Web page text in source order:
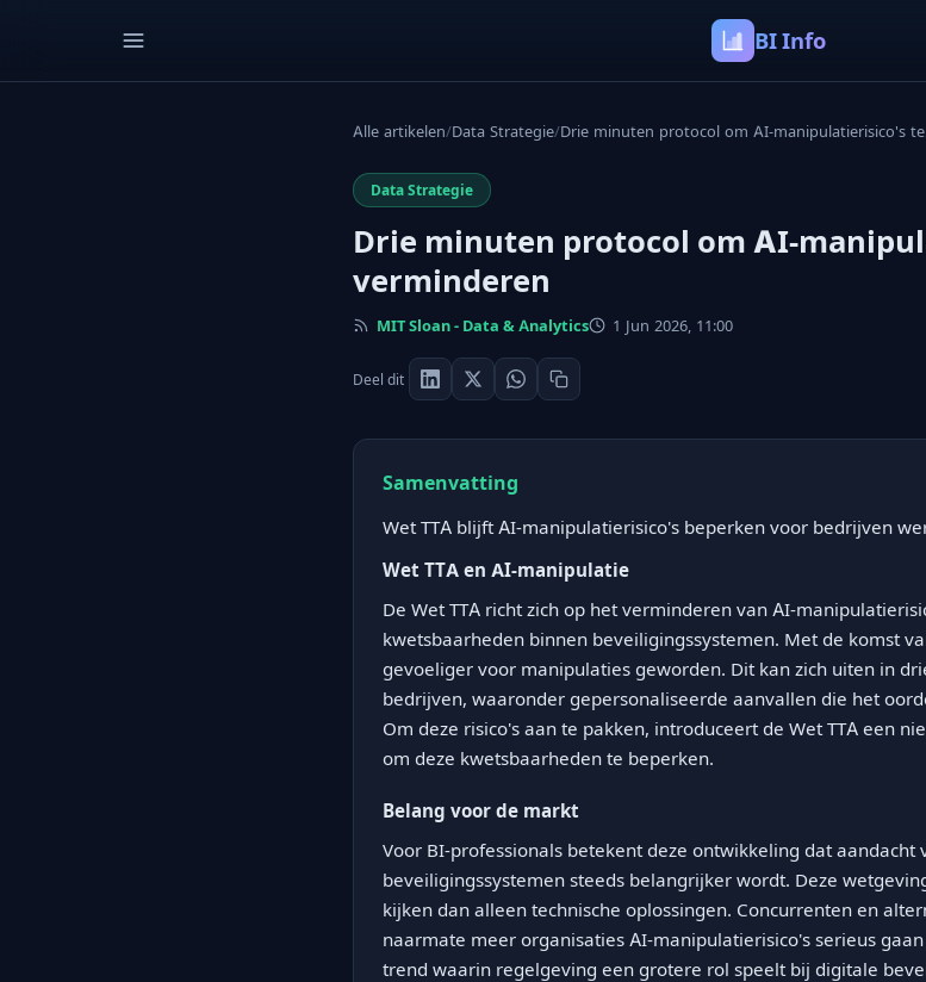
BI Info
Alle artikelen/Data Strategie/Drie minuten protocol om AI-manipulatierisico's
Data Strategie
Drie minuten protocol om AI-
verminderen
MIT Sloan - Data & Analytics 1 Jun 2026, 11:00
Deel dit
Samenvatting
Wet TTA blijft AI-manipulatierisico's beperken voor bedrijven
Wet TTA en AI-manipulatie
De Wet TTA richt zich op het verminderen van AI-
kwetsbaarheden binnen beveiligingssystemen. Met de komst
gevoeliger voor manipulaties geworden. Dit kan zich uiten in
bedrijven, waaronder gepersonaliseerde aanvallen die het
Om deze risico's aan te pakken, introduceert de Wet TTA een
om deze kwetsbaarheden te beperken.
Belang voor de markt
Voor BI-professionals betekent deze ontwikkeling dat
beveiligingssystemen steeds belangrijker wordt. Deze
kijken dan alleen technische oplossingen. Concurrenten en
naarmate meer organisaties AI-manipulatierisico's serieus
trend waarin regelgeving een grotere rol speelt bij digitale